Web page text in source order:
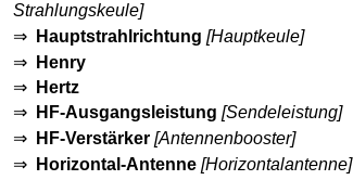
Strahlungskeule]
⇒
Hauptstrahlrichtung [Hauptkeule]
⇒
Henry
⇒
Hertz
⇒
HF-Ausgangsleistung [Sendeleistung]
⇒
HF-Verstärker[Antennenbooster]
⇒
Horizontal-Antenne[Horizontalantenne]